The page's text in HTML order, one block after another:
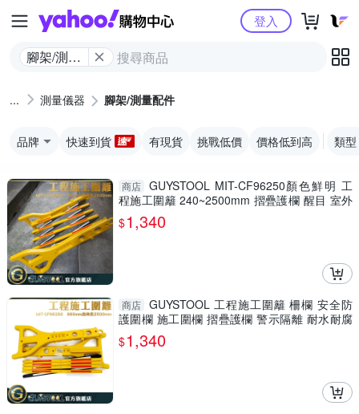
Yahoo購物中心
腳架/測量
登入
測量儀器 腳架/測量配件
品牌 快速到貨 有現貨 挑戰低價 價格低到高 類型
商店 GUYSTOOL MIT-CF96250顏色鮮明 工
程施工圍籬 240~2500mm 摺疊護欄 醒目 室外
裝修 安全防護圍欄
$1,340
商店 GUYSTOOL 工程施工圍籬 柵欄 安全防
護圍欄 施工圍欄 摺疊護欄 警示隔離 耐水耐腐
MIT-CF96250
$1,340